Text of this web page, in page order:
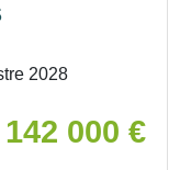
2028
142 000 €